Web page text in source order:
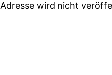
wird nicht